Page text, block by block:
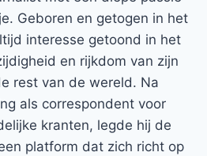
Geboren en getogen in het
interesse getoond in het
en rijkdom van zijn
rest van de wereld. Na
als correspondent voor
kranten, legde hij de
platform dat zich richt op